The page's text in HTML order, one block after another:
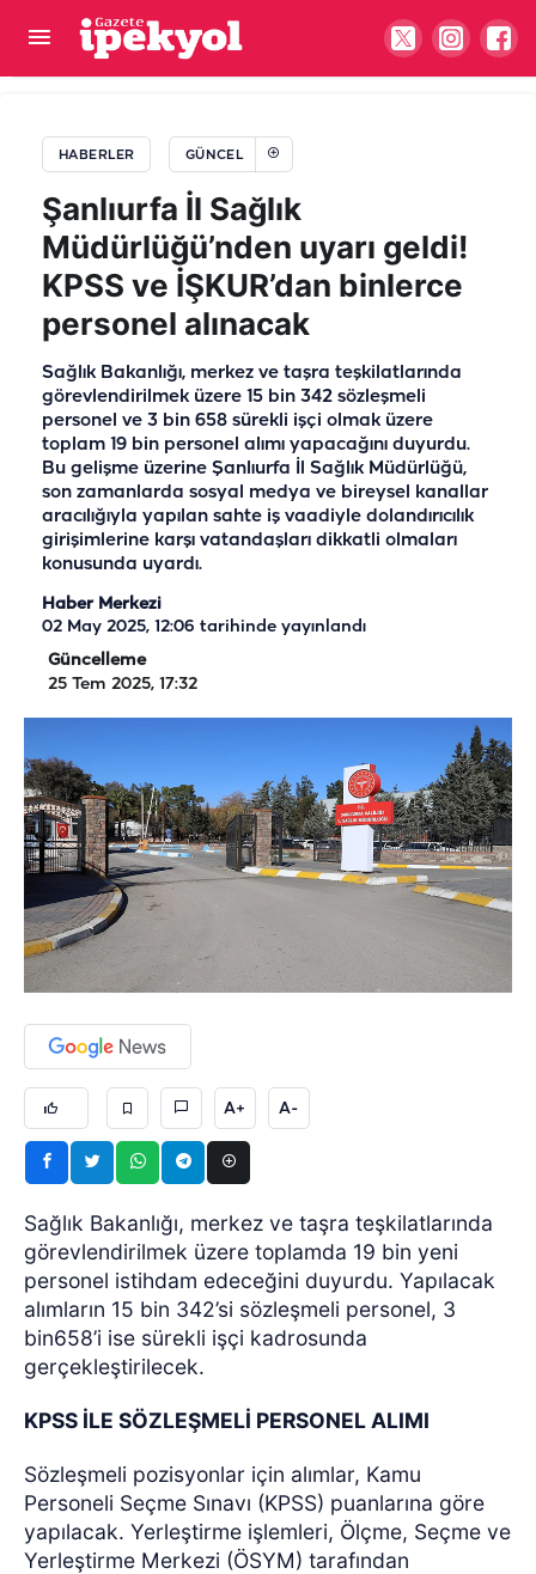
HABERLER GÜNCEL
Şanlıurfa İl Sağlık
Müdürlüğü’nden uyarı geldi!
KPSS ve İŞKUR’dan binlerce
personel alınacak
Sağlık Bakanlığı, merkez ve taşra teşkilatlarında
görevlendirilmek üzere 15 bin 342 sözleşmeli
personel ve 3 bin 658 sürekli işçi olmak üzere
toplam 19 bin personel alımı yapacağını duyurdu.
Bu gelişme üzerine Şanlıurfa İl Sağlık Müdürlüğü,
son zamanlarda sosyal medya ve bireysel kanallar
aracılığıyla yapılan sahte iş vaadiyle dolandırıcılık
girişimlerine karşı vatandaşları dikkatli olmaları
konusunda uyardı.
Haber Merkezi
02 May 2025, 12:06 tarihinde yayınlandı
Güncelleme
25 Tem 2025, 17:32
A+ A-
Sağlık Bakanlığı, merkez ve taşra teşkilatlarında
görevlendirilmek üzere toplamda 19 bin yeni
personel istihdam edeceğini duyurdu. Yapılacak
alımların 15 bin 342’si sözleşmeli personel, 3
bin658’i ise sürekli işçi kadrosunda
gerçekleştirilecek.
KPSS İLE SÖZLEŞMELİ PERSONEL ALIMI
Sözleşmeli pozisyonlar için alımlar, Kamu
Personeli Seçme Sınavı (KPSS) puanlarına göre
yapılacak. Yerleştirme işlemleri, Ölçme, Seçme ve
Yerleştirme Merkezi (ÖSYM) tarafından
Başkan Ayhan’dan 3 dilde kardeşlik mesajı!